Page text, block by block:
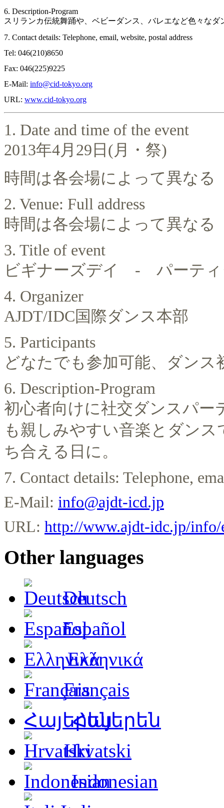
6. Description-Program
スリランカ伝統舞踊や、ベビーダンス、バレエなど色々な
7. Contact details: Telephone, email, website, postal address
Tel: 046(210)8650
Fax: 046(225)9225
E-Mail: info@cid-tokyo.org
URL: www.cid-tokyo.org
1. Date and time of the event
2013年4月 29 日 (月 ・ 祭)
時間は各会場によって異なる
2. Venue: Full address
時間は各会場によって異なる
3. Title of event
ビギナーズデイ - パーティ
4. Organizer
AJDT/IDC国際ダンス本部
5. Participants
どなたでも参加可能、ダンス
6. Description-Program
初心者向けに社交ダンスパ
も親しみやすい音楽とダン
ち合える日に。
7. Contact details: Telephone,
E-Mail: info@ajdt-icd.jp
URL: http://www.ajdt-idc.jp/info/
Other languages
Deutsch
Español
Ελληνικά
Français
Հայերեն
Hrvatski
Indonesian